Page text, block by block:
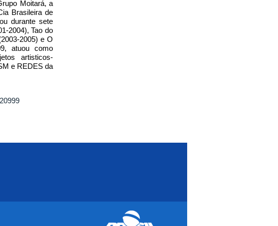
Moitará, a
Brasileira de
durante sete
2004), Tao do
2005) e O
atuou como
artisticos-
e REDES da